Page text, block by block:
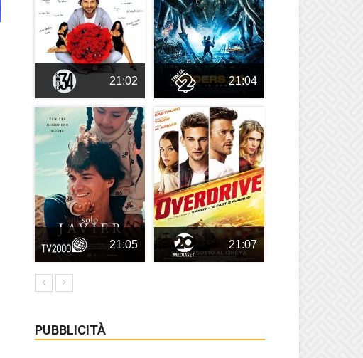
21:02 21:04
21:05 21:07
PUBBLICITÀ